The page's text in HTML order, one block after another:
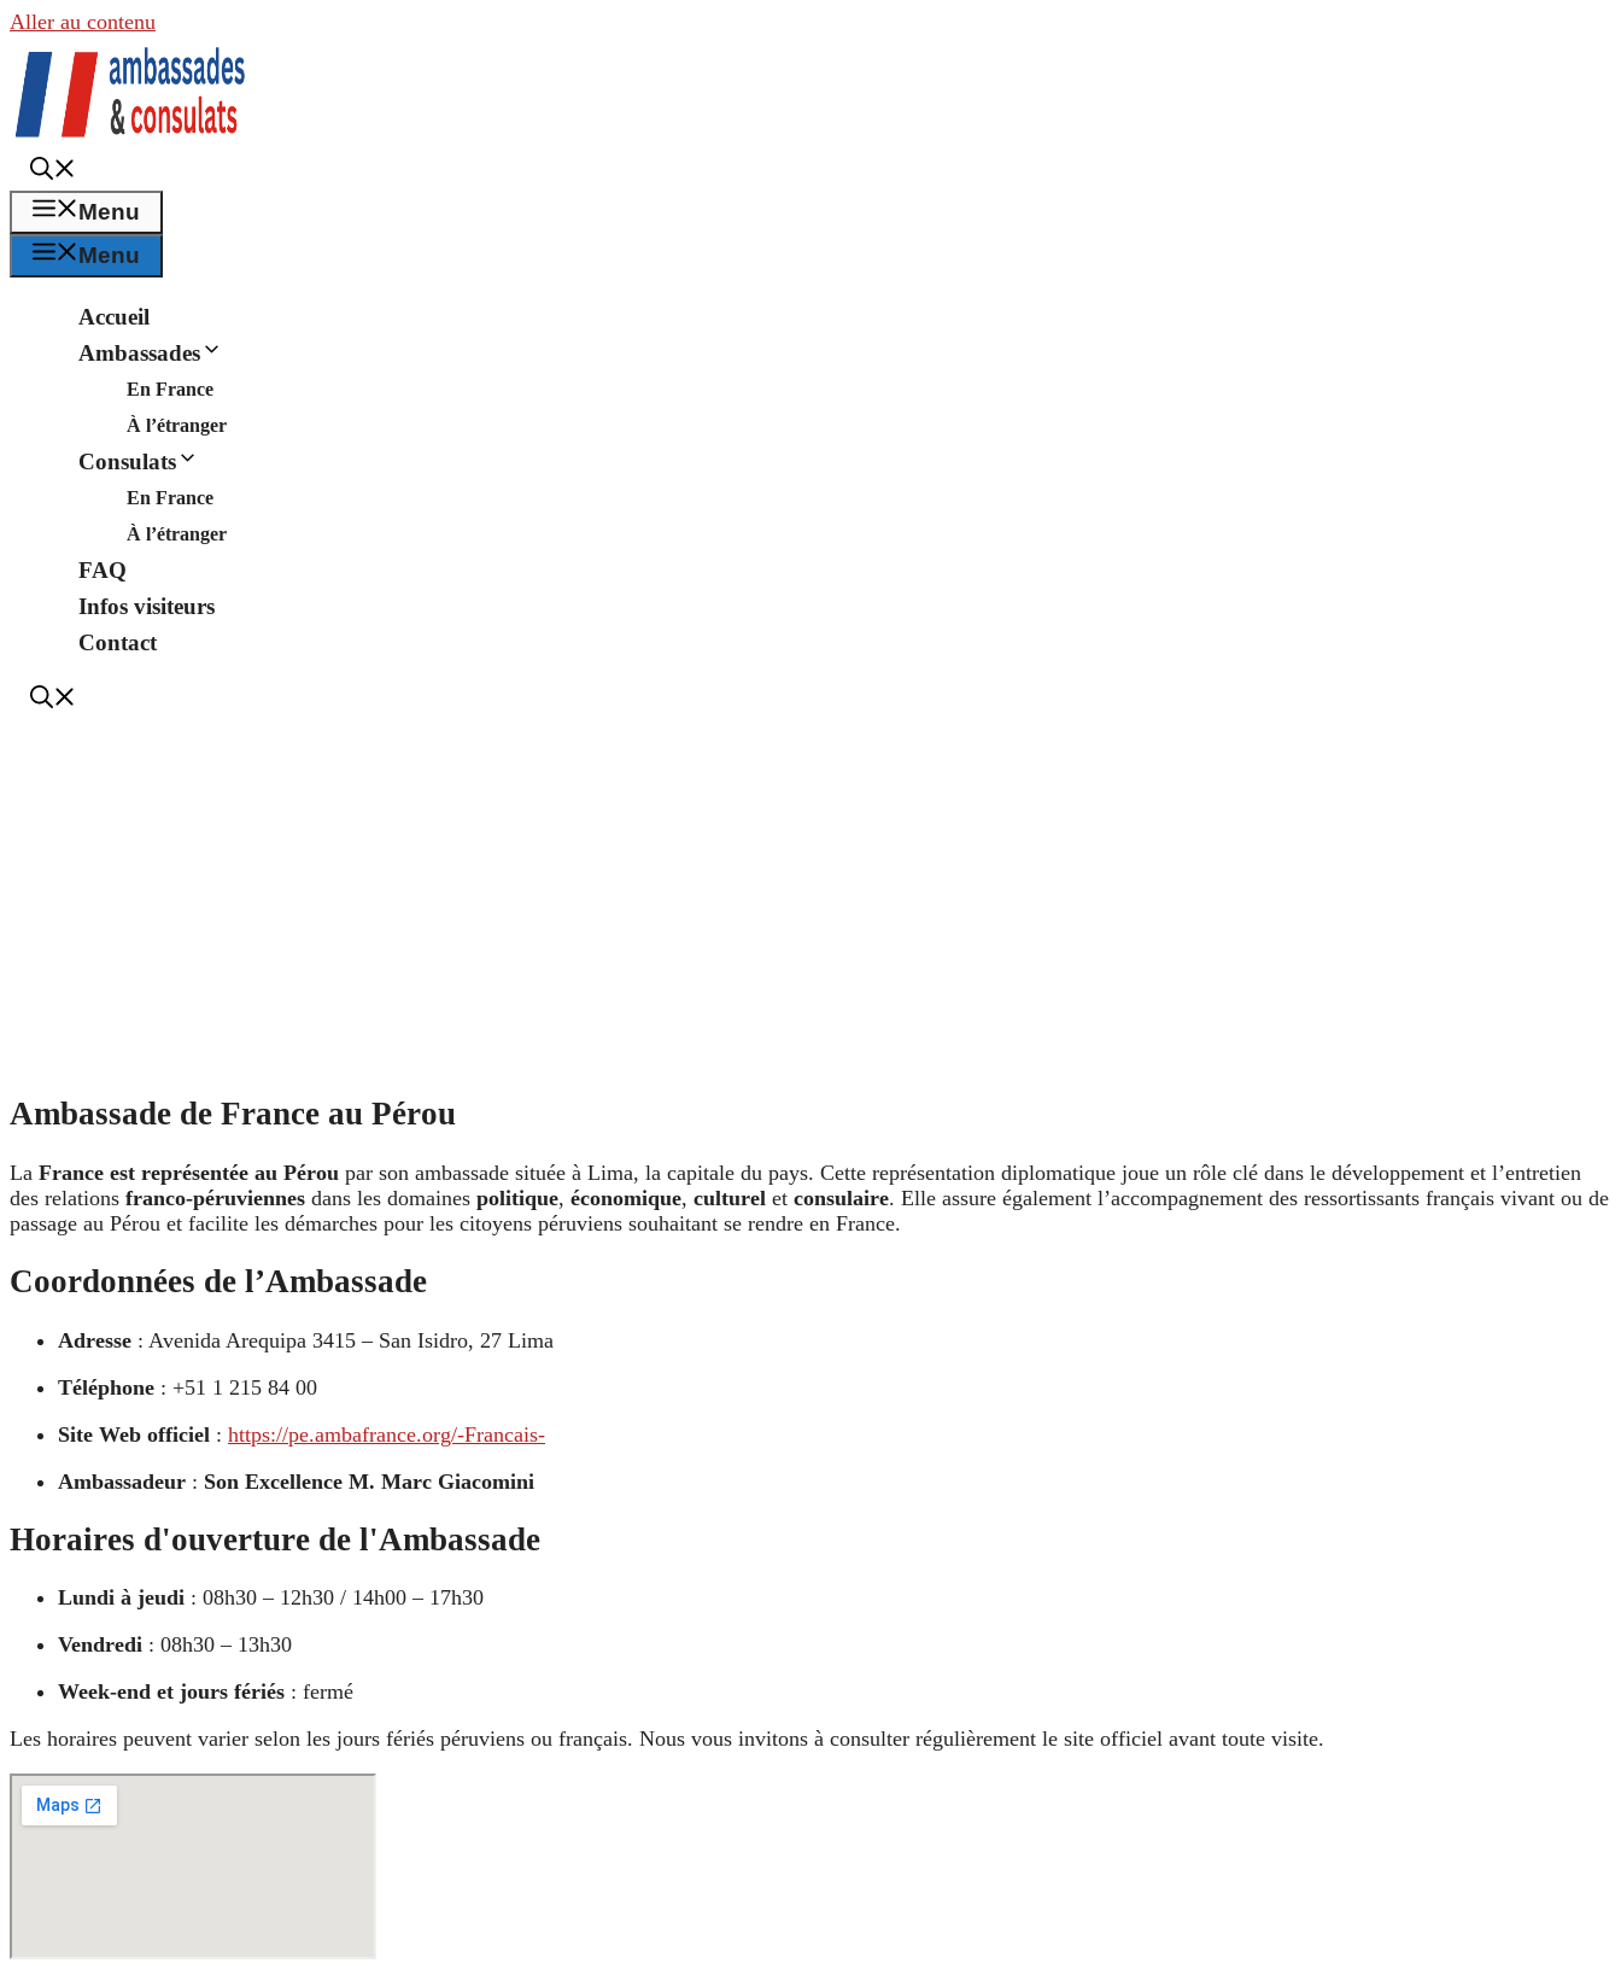
Aller au contenu
Menu
Menu
Accueil
Ambassades
En France
À l’étranger
Consulats
En France
À l’étranger
FAQ
Infos visiteurs
Contact
Ambassade de France au Pérou
La France est représentée au Pérou par son ambassade située à Lima, la capitale du pays. Cette représentation diplomatique joue un rôle clé dans le développement et l’entretien
des relations franco-péruviennes dans les domaines politique, économique, culturel et consulaire. Elle assure également l’accompagnement des ressortissants français vivant ou de
passage au Pérou et facilite les démarches pour les citoyens péruviens souhaitant se rendre en France.
Coordonnées de l’Ambassade
Adresse : Avenida Arequipa 3415 – San Isidro, 27 Lima
Téléphone : +51 1 215 84 00
Site Web officiel : https://pe.ambafrance.org/-Francais-
Ambassadeur : Son Excellence M. Marc Giacomini
Horaires d'ouverture de l'Ambassade
Lundi à jeudi : 08h30 – 12h30 / 14h00 – 17h30
Vendredi : 08h30 – 13h30
Week-end et jours fériés : fermé
Les horaires peuvent varier selon les jours fériés péruviens ou français. Nous vous invitons à consulter régulièrement le site officiel avant toute visite.